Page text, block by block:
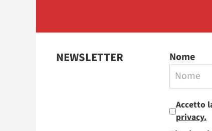
NEWSLETTER Nome
Accetto
privacy.